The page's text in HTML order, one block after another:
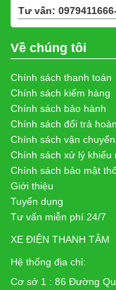
Tư vấn:
Về chúng tôi
Chính sách thanh toán
Chính sách kiểm hàng
Chính sách bảo hành
Chính sách đổi trả
Chính sách vận
Chính sách xử lý khiếu
Chính sách bảo mật
Giới thiệu
Tuyển dụng
Tư vấn miễn phí 24/7
XE ĐIỆN THANH TÂM
Hệ thống địa chỉ:
Cơ sở 1 : 86 Đường